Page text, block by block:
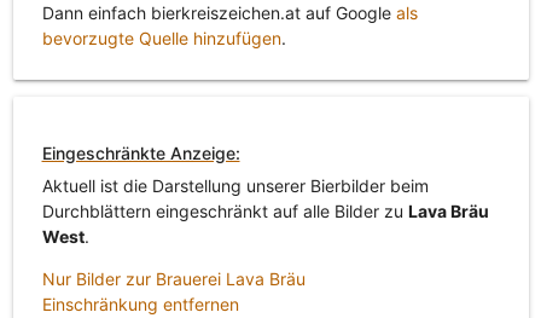
Dann einfach bierkreiszeichen.at auf Google als
bevorzugte Quelle hinzufügen.
Eingeschränkte Anzeige:
Aktuell ist die Darstellung unserer Bierbilder beim
Durchblättern eingeschränkt auf alle Bilder zu Lava Bräu
West.
Nur Bilder zur Brauerei Lava Bräu
Einschränkung entfernen